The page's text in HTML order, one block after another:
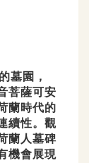
墓園，
菩薩可安
蘭時代的
續性。​觀
蘭人墓碑
機會展現